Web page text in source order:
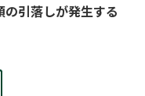
の引落しが発生する